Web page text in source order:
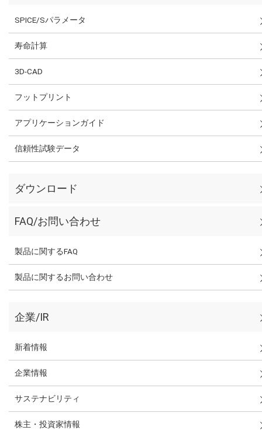
SPICE/Sパラメータ
寿命計算
3D-CAD
フットプリント
アプリケーションガイド
信頼性試験データ
ダウンロード
FAQ/お問い合わせ
製品に関するFAQ
製品に関するお問い合わせ
企業/IR
新着情報
企業情報
サステナビリティ
株主・投資家情報